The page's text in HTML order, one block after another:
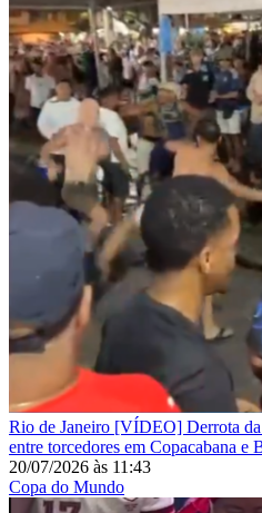
Rio de Janeiro [VÍDEO] Derrota da
entre torcedores em Copacabana e
20/07/2026 às 11:43
Copa do Mundo